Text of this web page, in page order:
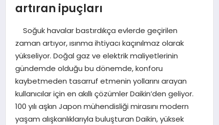
SAĞLIK
TEKNOLOJI
EKONOMI
MAGAZIN
artıran ipuçları
Soğuk havalar bastırdıkça evlerde geçirilen
zaman artıyor, ısınma ihtiyacı kaçınılmaz olarak
yükseliyor. Doğal gaz ve elektrik maliyetlerinin
gündemde olduğu bu dönemde, konforu
kaybetmeden tasarruf etmenin yollarını arayan
kullanıcılar için en akıllı çözümler Daikin’den geliyor.
100 yılı aşkın Japon mühendisliği mirasını modern
yaşam alışkanlıklarıyla buluşturan Daikin, yüksek